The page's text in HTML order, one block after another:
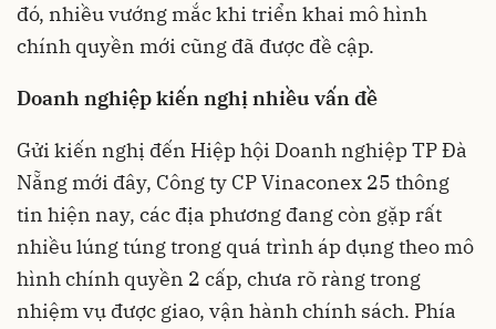
đó, nhiều vướng mắc khi triển khai mô hình
chính quyền mới cũng đã được đề cập.
Doanh nghiệp kiến nghị nhiều vấn đề
Gửi kiến nghị đến Hiệp hội Doanh nghiệp TP Đà
Nẵng mới đây, Công ty CP Vinaconex 25 thông
tin hiện nay, các địa phương đang còn gặp rất
nhiều lúng túng trong quá trình áp dụng theo mô
hình chính quyền 2 cấp, chưa rõ ràng trong
nhiệm vụ được giao, vận hành chính sách. Phía